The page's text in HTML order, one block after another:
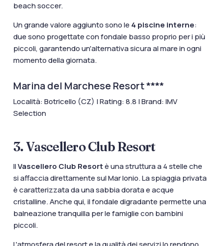
beach soccer.
Un grande valore aggiunto sono le 4 piscine interne:
due sono progettate con fondale basso proprio per i più
piccoli, garantendo un'alternativa sicura al mare in ogni
momento della giornata.
Marina del Marchese Resort ****
Località: Botricello (CZ) | Rating: 8.8 | Brand: IMV
Selection
3. Vascellero Club Resort
IlVascellero Club Resortè una struttura a 4 stelle che
si affaccia direttamente sul Mar Ionio. La spiaggia privata
è caratterizzata da una sabbia dorata e acque
cristalline. Anche qui, il fondale digradante permette una
balneazione tranquilla per le famiglie con bambini
piccoli.